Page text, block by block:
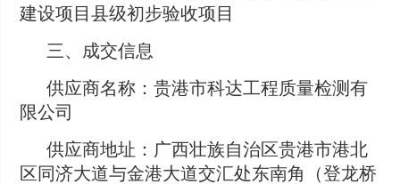
建设项目县级初步验收项目
三、成交信息
供应商名称：贵港市科达工程质量检测有
限公司
供应商地址：广西壮族自治区贵港市港北
区同济大道与金港大道交汇处东南角（登龙桥